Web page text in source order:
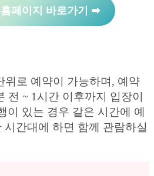
페이지 바로가기 ➡︎
위로 예약이 가능하며, 예약
전 ~ 1시간 이후까지 입장이
이 있는 경우 같은 시간에 예
간대에 하면 함께 관람하실